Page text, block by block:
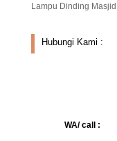
Lampu Dinding
Hubungi Kami :
WA/